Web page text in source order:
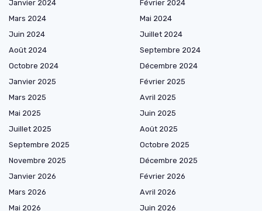
Janvier 2024
Février 2024
Mars 2024
Mai 2024
Juin 2024
Juillet 2024
Août 2024
Septembre 2024
Octobre 2024
Décembre 2024
Janvier 2025
Février 2025
Mars 2025
Avril 2025
Mai 2025
Juin 2025
Juillet 2025
Août 2025
Septembre 2025
Octobre 2025
Novembre 2025
Décembre 2025
Janvier 2026
Février 2026
Mars 2026
Avril 2026
Mai 2026
Juin 2026